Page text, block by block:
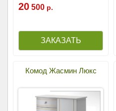
20 500 р.
Комод Жасмин Люкс